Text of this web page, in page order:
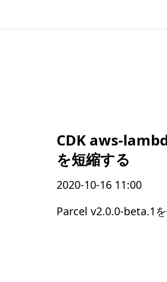
CDK aws-
を短縮する
2020-10-16 11:00
Parcel v2.0.0-beta.1